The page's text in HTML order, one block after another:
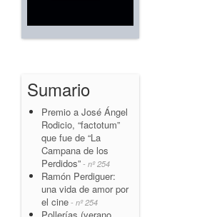
Sumario
Premio a José Ángel
Rodicio, “factotum”
que fue de “La
Campana de los
Perdidos” - nº 254
Ramón Perdiguer:
una vida de amor por
el cine - nº 254